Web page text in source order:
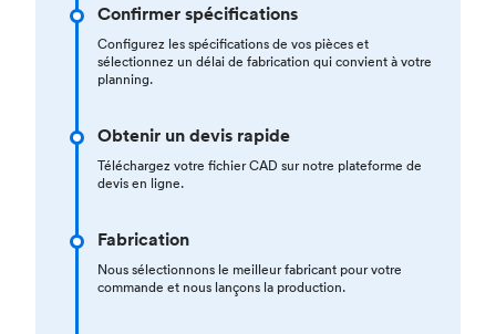
Confirmer spécifications
Configurez les spécifications de vos pièces et
sélectionnez un délai de fabrication qui convient à votre
planning.
Obtenir un devis rapide
Téléchargez votre fichier CAD sur notre plateforme de
devis en ligne.
Fabrication
Nous sélectionnons le meilleur fabricant pour votre
commande et nous lançons la production.